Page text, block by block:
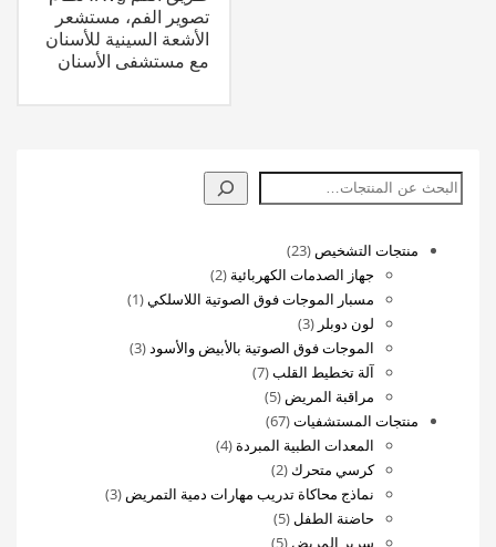
تصوير الفم، مستشعر
الأشعة السينية للأسنان
مع مستشفى الأسنان
البحث
منتجات التشخيص 23
23
منتج
جهاز الصدمات الكهربائية 2
2
منتجات
مسبار الموجات فوق الصوتية اللاسلكي 1
واحد
لون دوبلر 3
3
منتجات
الموجات فوق الصوتية بالأبيض والأسود 3
3
آلة تخطيط القلب 7
7
مراقبة المريض 5
5
منتجات
منتجات المستشفيات 67
67
منتج
المعدات الطبية المبردة 4
4
كرسي متحرك 2
2
منتجات
نماذج محاكاة تدريب مهارات دمية التمريض 3
3
حاضنة الطفل 5
5
منتجات
سرير المريض 5
5